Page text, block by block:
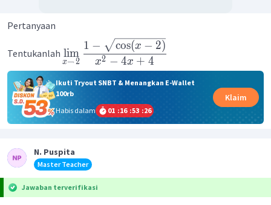
Pertanyaan
Tentukanlah
x→2
lim
x2 − 4x + 4
1 − cos(x − 2)
Ikuti Tryout SNBT & Menangkan E-Wallet
100rb
Habis dalam
01 :16 :53 :25
Klaim
N. Puspita
Master Teacher
Jawaban terverifikasi